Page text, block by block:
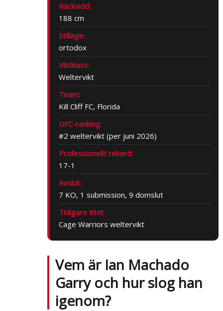
Räckvidd:
188 cm
Stilläge:
ortodox
Viktklass:
Weltervikt
Team:
Kill Cliff FC, Florida
UFC-ranking:
#2 weltervikt (per juni 2026)
Professionellt rekord:
17-1
Avslut:
7 KO, 1 submission, 9 domslut
Tidigare titel:
Cage Warriors weltervikt
Vem är Ian Machado
Garry och hur slog han
igenom?